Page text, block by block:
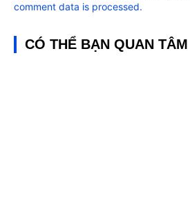
comment data is processed.
CÓ THỂ BẠN QUAN TÂM